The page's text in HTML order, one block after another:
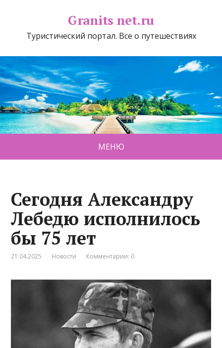
Granits net.ru
Туристический портал. Все о путешествиях
МЕНЮ
Сегодня Александру
Лебедю исполнилось
бы 75 лет
21.04.2025 Новости Комментарии: 0